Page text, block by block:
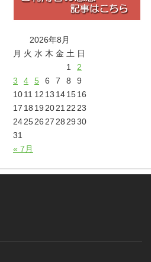
2026年8月
月 火 水 木 金 土 日
« 7月
1
2
3
4 5 6 7 8
9
1011 12 13 141516
17 18 19 2021 22 23
242526 27 28 2930
31